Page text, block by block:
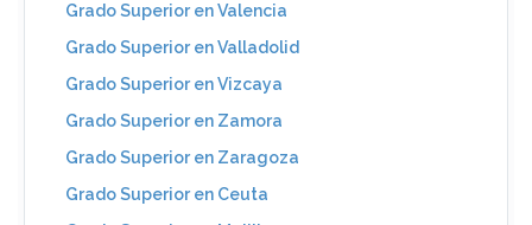
Grado Superior en Valencia
Grado Superior en Valladolid
Grado Superior en Vizcaya
Grado Superior en Zamora
Grado Superior en Zaragoza
Grado Superior en Ceuta